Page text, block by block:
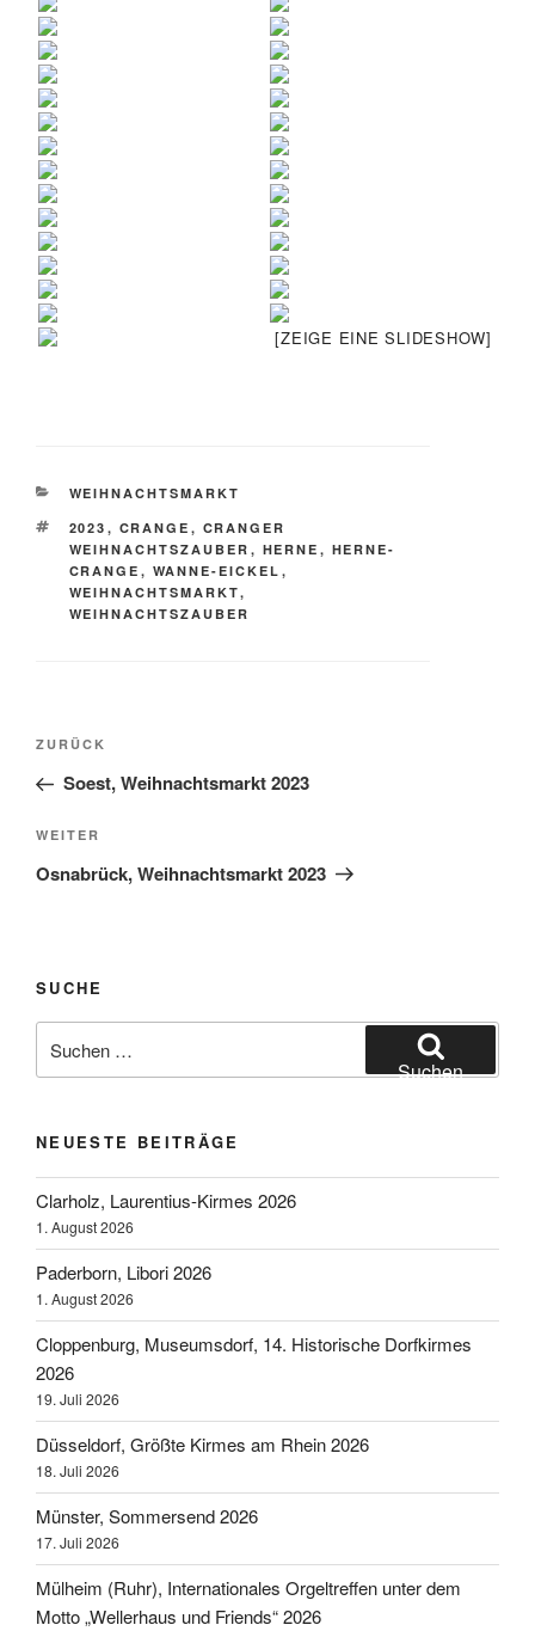
[ZEIGE EINE SLIDESHOW]
KATEGORIEN
WEIHNACHTSMARKT
SCHLAGWÖRTER
2023 , CRANGE , CRANGER
WEIHNACHTSZAUBER , HERNE , HERNE-
CRANGE , WANNE-EICKEL ,
WEIHNACHTSMARKT,
WEIHNACHTSZAUBER
Beitragsnavigation
Vorheriger
Beitrag
ZURÜCK
Soest, Weihnachtsmarkt 2023
Nächster
Beitrag
WEITER
Osnabrück, Weihnachtsmarkt 2023
SUCHE
nach:
Suchen
NEUESTE BEITRÄGE
Clarholz, Laurentius-Kirmes 2026
1. August 2026
Paderborn, Libori 2026
1. August 2026
Cloppenburg, Museumsdorf, 14. Historische Dorfkirmes
2026
19. Juli 2026
Düsseldorf, Größte Kirmes am Rhein 2026
18. Juli 2026
Münster, Sommersend 2026
17. Juli 2026
Mülheim (Ruhr), Internationales Orgeltreffen unter dem
Motto „Wellerhaus und Friends“ 2026